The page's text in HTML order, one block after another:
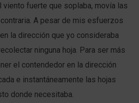
viento fuerte que soplaba, movía las
A pesar de mis esfuerzos
la dirección que yo consideraba
ninguna hoja. Para ser más
el contendedor en la dirección
e instantáneamente las hojas
donde necesitaba.